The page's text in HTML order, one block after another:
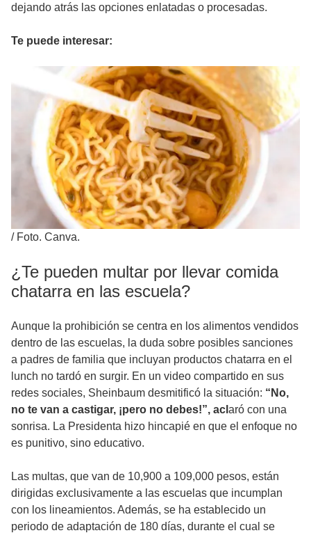
dejando atrás las opciones enlatadas o procesadas.
Te puede interesar:
/ Foto. Canva.
¿Te pueden multar por llevar comida
chatarra en las escuela?
Aunque la prohibición se centra en los alimentos vendidos
dentro de las escuelas, la duda sobre posibles sanciones
a padres de familia que incluyan productos chatarra en el
lunch no tardó en surgir. En un video compartido en sus
redes sociales, Sheinbaum desmitificó la situación: “No,
no te van a castigar, ¡pero no debes!”, acl aró con una
sonrisa. La Presidenta hizo hincapié en que el enfoque no
es punitivo, sino educativo.
Las multas, que van de 10,900 a 109,000 pesos, están
dirigidas exclusivamente a las escuelas que incumplan
con los lineamientos. Además, se ha establecido un
periodo de adaptación de 180 días, durante el cual se